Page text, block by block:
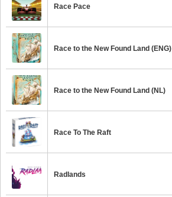
Race Pace
Race to the New Found Land (ENG)
Race to the New Found Land (NL)
Race To The Raft
Radlands